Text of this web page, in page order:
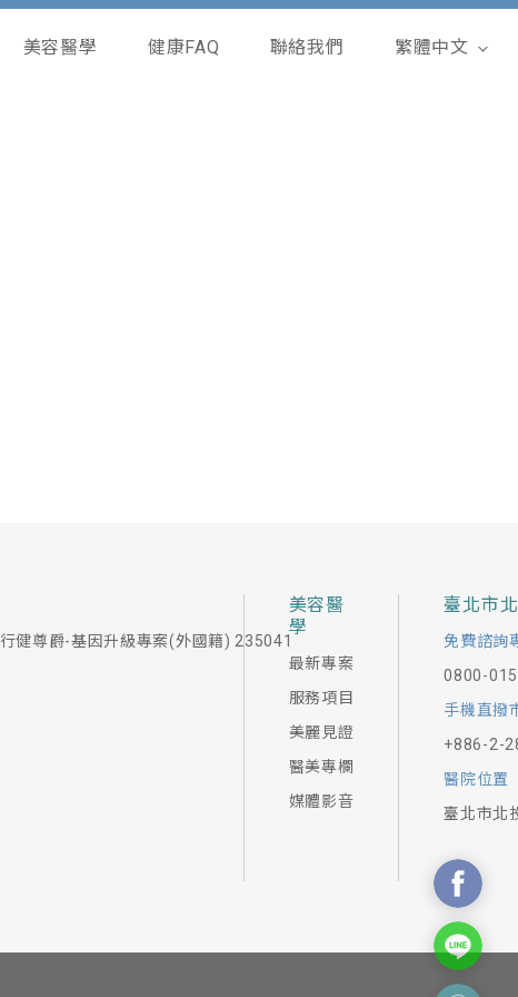
美容醫學 健康FAQ 聯絡我們 繁體中文
行健尊爵-基因升級專案(外國籍) 235041
美容醫
學
最新專案
服務項目
美麗見證
醫美專欄
媒體影音
臺北市
免費諮詢
0800-
手機直撥
+886-2-
醫院位置
臺北市北